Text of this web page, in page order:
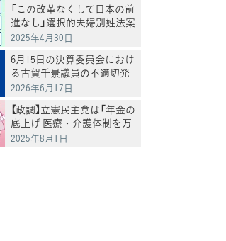
「この改革なくして日本の前
進なし」選択的夫婦別姓法案
を提出
2025年4月30日
6月15日の決算委員会におけ
る古賀千景議員の不適切発
言と処分について
2026年6月17日
【政調】立憲民主党は「年金の
底上げ 医療・介護体制を万
全にする」
2025年8月1日